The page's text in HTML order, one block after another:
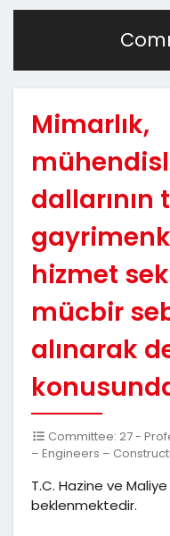
Mimarlık,
dallarının
hizmet
mücbir
alınarak
Committee: 27 -
– Engineers –
T.C. Hazine ve Maliye
beklenmektedir.